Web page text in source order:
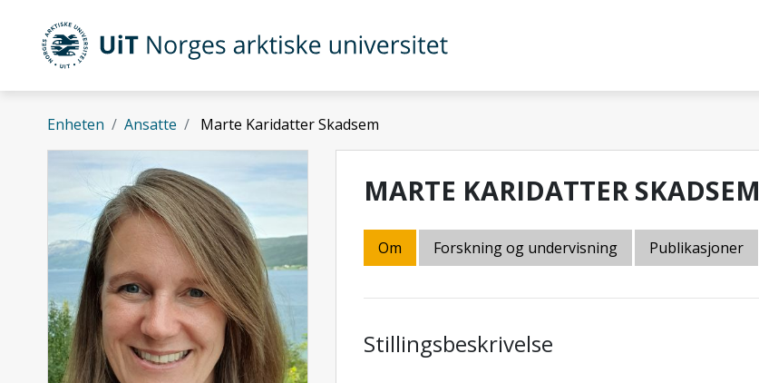
Gå til hovedinnhold
UiT Norges arktiske universitet
Enheten Ansatte Marte Karidatter Skadsem
MARTE KARIDATTER SKADSEM
Om Forskning og undervisning Publikasjoner
Stillingsbeskrivelse